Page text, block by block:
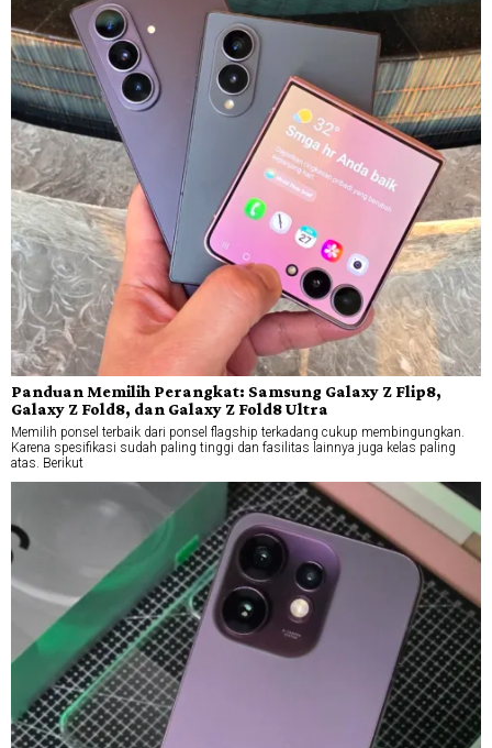
Panduan Memilih Perangkat: Samsung Galaxy Z Flip8,
Galaxy Z Fold8, dan Galaxy Z Fold8 Ultra
Memilih ponsel terbaik dari ponsel flagship terkadang cukup membingungkan.
Karena spesifikasi sudah paling tinggi dan fasilitas lainnya juga kelas paling
atas. Berikut